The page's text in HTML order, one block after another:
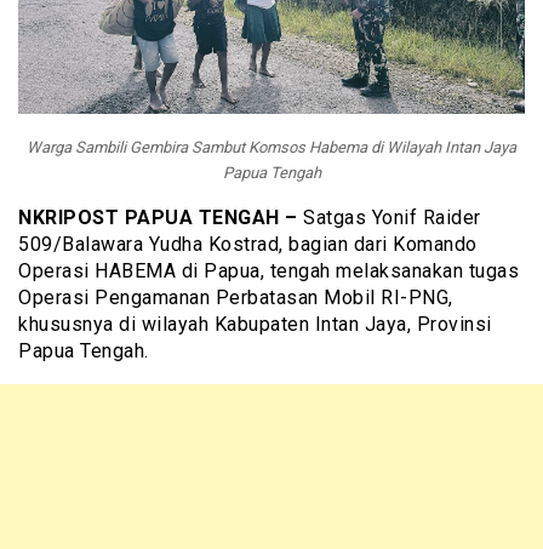
Warga Sambili Gembira Sambut Komsos Habema di Wilayah Intan Jaya
Papua Tengah
NKRIPOST PAPUA TENGAH – Satgas Yonif Raider
509/Balawara Yudha Kostrad, bagian dari Komando
Operasi HABEMA di Papua, tengah melaksanakan tugas
Operasi Pengamanan Perbatasan Mobil RI-PNG,
khususnya di wilayah Kabupaten Intan Jaya, Provinsi
Papua Tengah.